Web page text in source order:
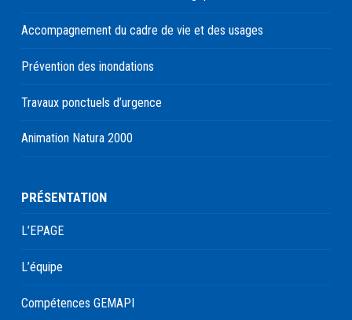
Accompagnement du cadre de vie et des usages
Prévention des inondations
Travaux ponctuels d’urgence
Animation Natura 2000
PRÉSENTATION
L’EPAGE
L’équipe
Compétences GEMAPI